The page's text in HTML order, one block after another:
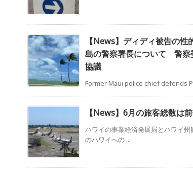
【News】ディディ被告の
島の警察署長について 警察
協議
Former Maui police chief defends
【News】6月の旅客総数は
ハワイの事業経済発展局とハワイ
のハワイへの ...